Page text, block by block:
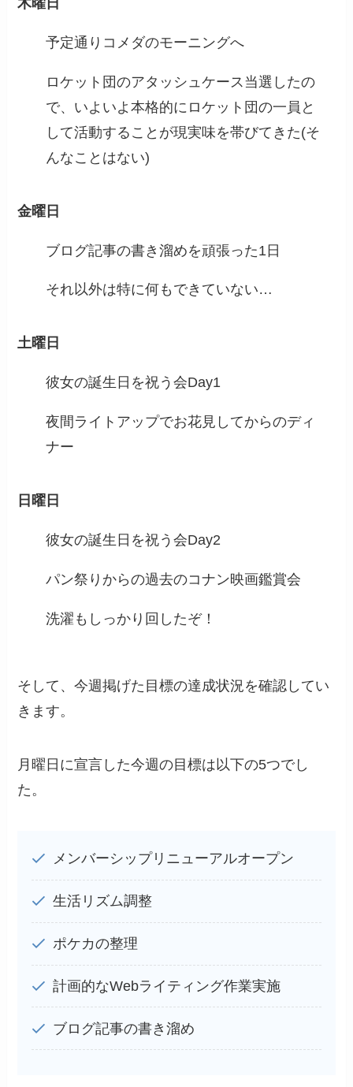
木曜日
予定通りコメダのモーニングへ
ロケット団のアタッシュケース当選したの
で、いよいよ本格的にロケット団の一員と
して活動することが現実味を帯びてきた(そ
んなことはない)
金曜日
ブログ記事の書き溜めを頑張った1日
それ以外は特に何もできていない…
土曜日
彼女の誕生日を祝う会Day1
夜間ライトアップでお花見してからのディ
ナー
日曜日
彼女の誕生日を祝う会Day2
パン祭りからの過去のコナン映画鑑賞会
洗濯もしっかり回したぞ！
そして、今週掲げた目標の達成状況を確認してい
きます。
月曜日に宣言した今週の目標は以下の5つでし
た。
メンバーシップリニューアルオープン
生活リズム調整
ポケカの整理
計画的なWebライティング作業実施
ブログ記事の書き溜め